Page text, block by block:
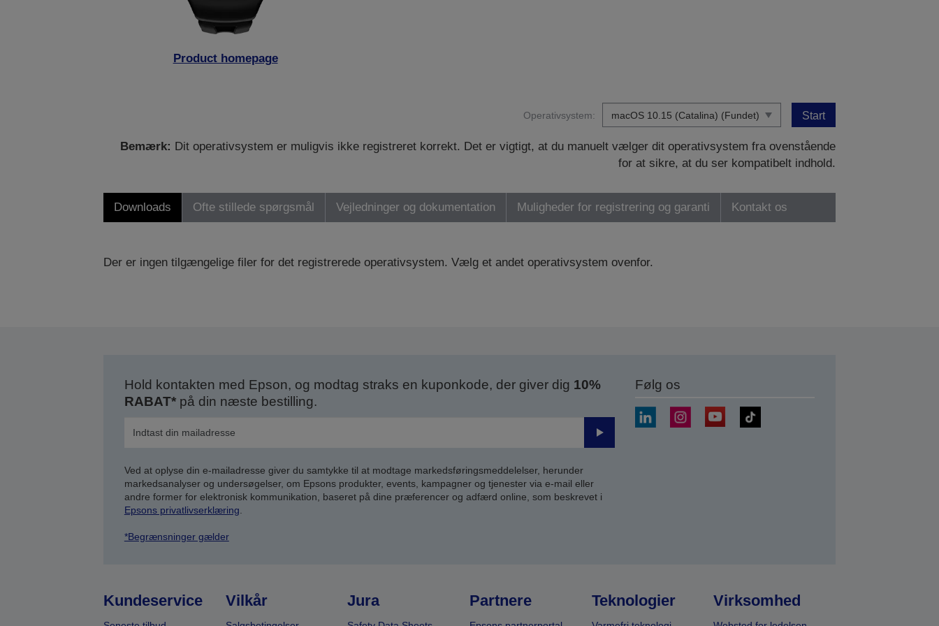
Product homepage
Operativsystem: Start
Bemærk: Dit operativsystem er muligvis ikke registreret korrekt. Det er vigtigt, at du manuelt vælger dit operativsystem fra ovenstående
for at sikre, at du ser kompatibelt indhold.
Downloads Ofte stillede spørgsmål Vejledninger og dokumentation Muligheder for registrering og garanti Kontakt os
Der er ingen tilgængelige filer for det registrerede operativsystem. Vælg et andet operativsystem ovenfor.
Hold kontakten med Epson, og modtag straks en kuponkode, der giver dig 10%
RABAT*på din næste bestilling.
Send
Ved at oplyse din e-mailadresse giver du samtykke til at modtage markedsføringsmeddelelser, herunder
markedsanalyser og undersøgelser, om Epsons produkter, events, kampagner og tjenester via e-mail eller
andre former for elektronisk kommunikation, baseret på dine præferencer og adfærd online, som beskrevet i
Epsons privatlivserklæring.
*Begrænsninger gælder
Følg os
Kundeservice Vilkår Jura Partnere Teknologier Virksomhed